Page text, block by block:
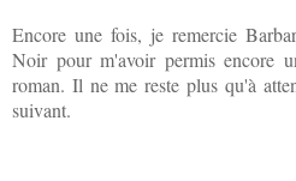
Encore une fois, je remercie
Noir pour m'avoir permis encore
roman. Il ne me reste plus qu'à
suivant.